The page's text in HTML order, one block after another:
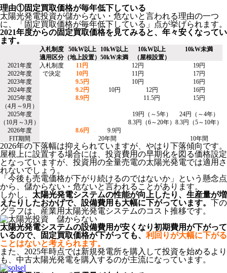
理由①固定買取価格が毎年低下している
太陽光発電投資が儲からない・危ないと言われる理由の一つ
に、「固定買取価格が毎年低下している」点が挙げられます。
2021年度からの固定買取価格を見てみると、年々安くなってい
ます。
入札制度
適用区分
50kW以上
（地上設置）
10kW以上
50kW未満
10kW以上
（屋根設置）
10kW未満
2021年度
入札制度
で決定
11円 12円
19円
2022年度
10円 11円
17円
2023年度
9.5円 10円
16円
2024年度
9.2円 10円 12円
16円
2025年度
（4月～9月）
8.9円 11.5円 15円
2025年度
（10月～3月）
19円（～5年）
8.3円（6～20年）
24円（～4年）
8.3円（5～10年）
2026年度
8.6円
9.9円
FIT期間
20年間 10年間
2026年の下落幅は抑えられていますが、やはり下落傾向です。
屋根上に設置する場合には、投資費用の早期化を図る価格設定
となっていますが、投資用の全量売電の太陽光発電では適用さ
れないでしょう。
「今後も売電価格が下がり続けるのではないか」という懸念点
から、儲からない・危ないと言われることがあります。
しかし、 太陽光発電システムの性能が向上したり、生産量が増
えたりしたおかげで、設備費用も大幅に下がっています。 下の
グラフは、産業用太陽光発電システムのコスト推移です。
太陽光発電システムの設備費用が安くなり初期費用が下がって
いるので、固定買取価格が下がっても、 利回りが大幅に下がる
ことはないと考えられます。
また、2025年時点では新規発電所を購入して投資を始めるより
も、中古太陽光発電を購入するのが主流になっています。